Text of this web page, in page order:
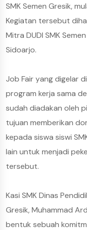
SMK Semen Gresik,
Kegiatan tersebut
Mitra DUDI SMK
Sidoarjo.
Job Fair yang digelar
program kerja sama
sudah diadakan oleh
tujuan memberikan
kepada siswa siswi
lain untuk menjadi
tersebut.
Kasi SMK Dinas
Gresik, Muhammad
bentuk sebuah